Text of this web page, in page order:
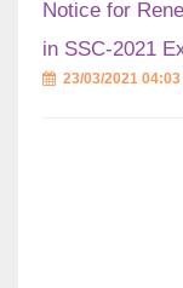
Notice for
in SSC-2021
23/03/2021